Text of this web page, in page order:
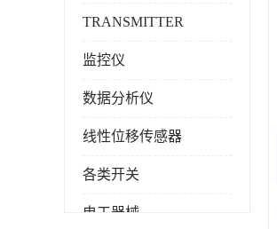
TRANSMITTER
监控仪
数据分析仪
线性位移传感器
各类开关
电工器械